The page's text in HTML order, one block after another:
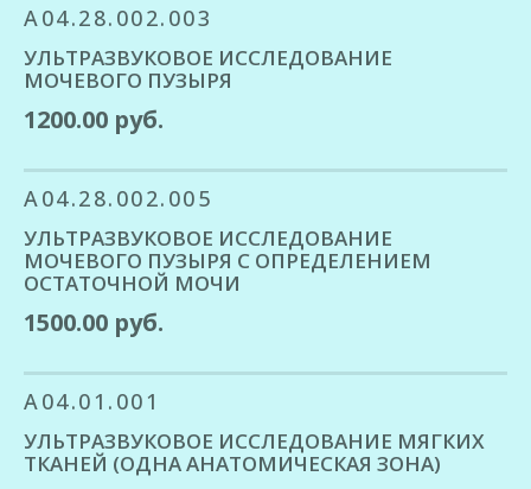
A04.28.002.003
УЛЬТРАЗВУКОВОЕ ИССЛЕДОВАНИЕ
МОЧЕВОГО ПУЗЫРЯ
1200.00 руб.
A04.28.002.005
УЛЬТРАЗВУКОВОЕ ИССЛЕДОВАНИЕ
МОЧЕВОГО ПУЗЫРЯ С ОПРЕДЕЛЕНИЕМ
ОСТАТОЧНОЙ МОЧИ
1500.00 руб.
A04.01.001
УЛЬТРАЗВУКОВОЕ ИССЛЕДОВАНИЕ МЯГКИХ
ТКАНЕЙ (ОДНА АНАТОМИЧЕСКАЯ ЗОНА)